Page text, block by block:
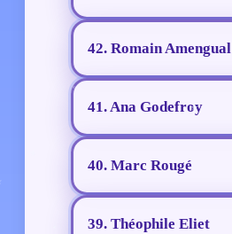
42. Romain Amengual
41. Ana Godefroy
40. Marc Rougé
39. Théophile Eliet